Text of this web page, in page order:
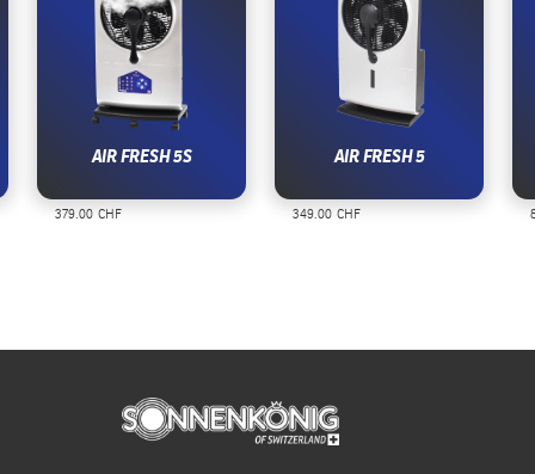
AIR FRESH 5S
379.00 CHF
AIR FRESH 5
349.00 CHF